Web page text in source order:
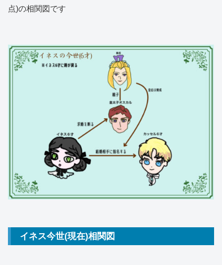
点)の相関図です
イネス今世(現在)相関図